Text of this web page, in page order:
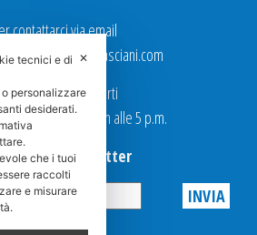
contattarci via email
italy.sales@spasciani.com
uffici sono aperti
Venerdi dalle 9 a.m alle 5 p.m.
alla Newsletter
✕
tecnici e di
personalizzare
desiderati.
che i tuoi
raccolti
e misurare